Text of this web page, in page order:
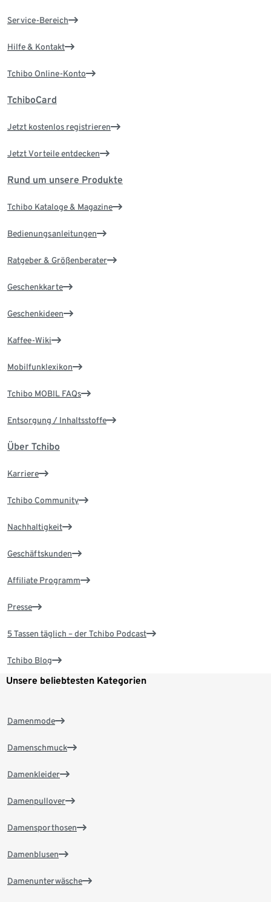
Service-Bereich
Hilfe & Kontakt
Tchibo Online-Konto
TchiboCard
Jetzt kostenlos registrieren
Jetzt Vorteile entdecken
Rund um unsere Produkte
Tchibo Kataloge & Magazine
Bedienungsanleitungen
Ratgeber & Größenberater
Geschenkkarte
Geschenkideen
Kaffee-Wiki
Mobilfunklexikon
Tchibo MOBIL FAQs
Entsorgung / Inhaltsstoffe
Über Tchibo
Karriere
Tchibo Community
Nachhaltigkeit
Geschäftskunden
Affiliate Programm
Presse
5 Tassen täglich – der Tchibo Podcast
Tchibo Blog
Unsere beliebtesten Kategorien
Damenmode
Damenschmuck
Damenkleider
Damenpullover
Damensporthosen
Damenblusen
Damenunterwäsche